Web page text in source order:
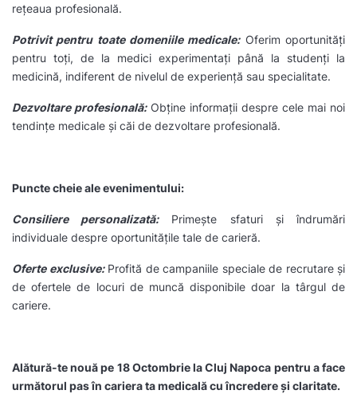
rețeaua profesională.
Potrivit pentru toate domeniile medicale:Oferim oportunități
pentru toți, de la medici experimentați până la studenți la
medicină, indiferent de nivelul de experiență sau specialitate.
Dezvoltare profesională:Obține informații despre cele mai noi
tendințe medicale și căi de dezvoltare profesională.
Puncte cheie ale evenimentului:
Consiliere personalizată:Primește sfaturi și îndrumări
individuale despre oportunitățile tale de carieră.
Oferte exclusive:Profită de campaniile speciale de recrutare și
de ofertele de locuri de muncă disponibile doar la târgul de
cariere.
Alătură-te nouă pe 18 Octombrie la Cluj Napoca pentru a face
următorul pas în cariera ta medicală cu încredere și claritate.